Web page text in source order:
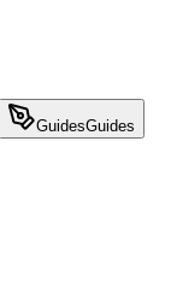
GuidesGuides